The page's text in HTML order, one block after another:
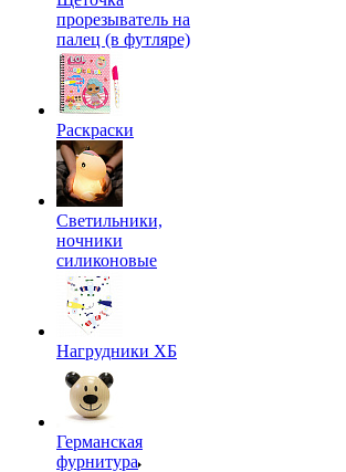
прорезыватель на
палец (в футляре)
Раскраски
Светильники,
ночники
силиконовые
Нагрудники ХБ
Германская
фурнитура